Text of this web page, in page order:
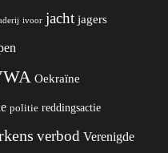
ivoor jacht jagers
Oekraïne
politie reddingsactie
verbod Verenigde